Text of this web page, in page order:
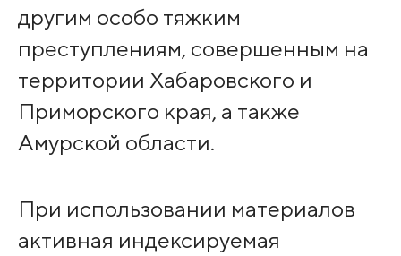
другим особо тяжким
преступлениям, совершенным на
территории Хабаровского и
Приморского края, а также
Амурской области.
При использовании материалов
активная индексируемая